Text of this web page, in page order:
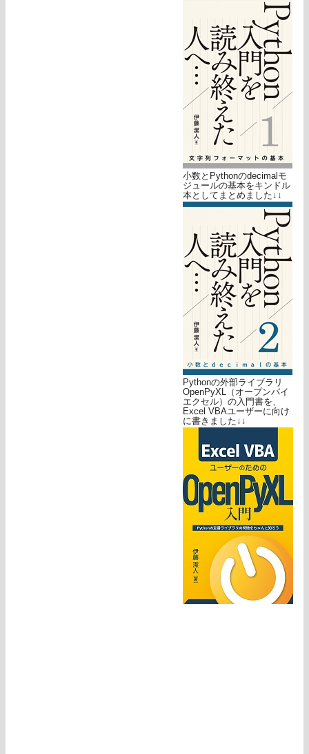
小数とPythonのdecimalモ
ジュールの基本をキンドル
本としてまとめました↓↓
Pythonの外部ライブラリ
OpenPyXL（オープンパイ
エクセル）の入門書を、
Excel VBAユーザーに向け
に書きました↓↓